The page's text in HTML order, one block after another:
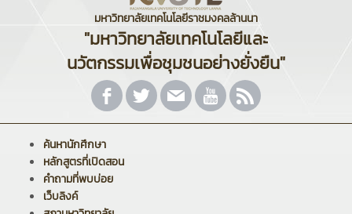
มหาวิทยาลัยเทคโนโลยีราชมงคลล้านนา
"มหาวิทยาลัยเทคโนโลยีและ
นวัตกรรมเพื่อชุมชนอย่างยั่งยืน"
ค้นหานักศึกษา
หลักสูตรที่เปิดสอน
คำถามที่พบบ่อย
เว็บลิงค์